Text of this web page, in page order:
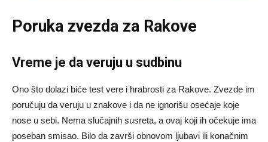
Poruka zvezda za Rakove
Vreme je da veruju u sudbinu
Ono što dolazi biće test vere i hrabrosti za Rakove. Zvezde im
poručuju da veruju u znakove i da ne ignorišu osećaje koje
nose u sebi. Nema slučajnih susreta, a ovaj koji ih očekuje ima
poseban smisao. Bilo da završi obnovom ljubavi ili konačnim